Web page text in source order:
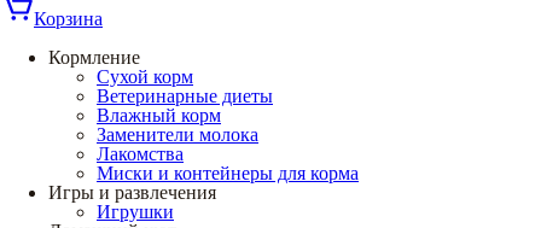
Корзина
Кормление
Сухой корм
Ветеринарные диеты
Влажный корм
Заменители молока
Лакомства
Миски и контейнеры для корма
Игры и развлечения
Игрушки